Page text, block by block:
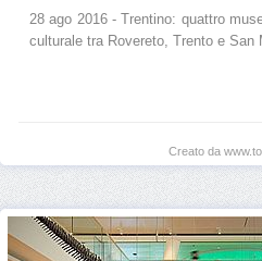
28 ago 2016 - Trentino: quattro
culturale tra Rovereto, Trento e San
Creato da